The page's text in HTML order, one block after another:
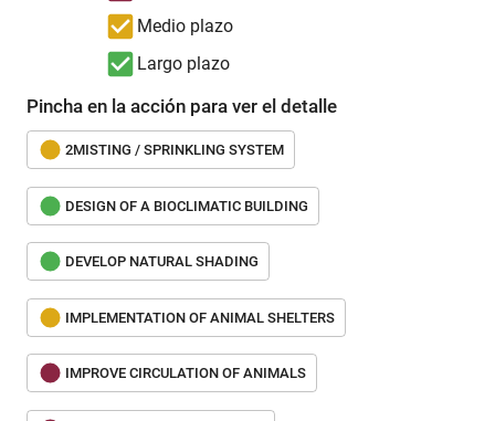
Medio plazo
Largo plazo
Pincha en la acción para ver el detalle
2MISTING / SPRINKLING SYSTEM
DESIGN OF A BIOCLIMATIC BUILDING
DEVELOP NATURAL SHADING
IMPLEMENTATION OF ANIMAL SHELTERS
IMPROVE CIRCULATION OF ANIMALS